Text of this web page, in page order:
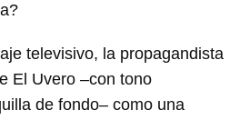
televisivo, la propagandista
El Uvero –con tono
de fondo– como una